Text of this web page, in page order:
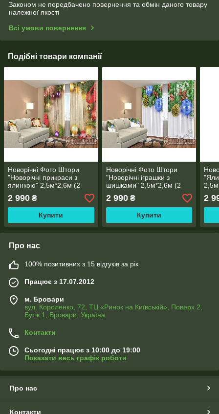
Законом не передбачено повернення та обмін даного товару
належної якості
Всі умови повернення
Подібні товари компанії
Новорічні Фото Штори
"Новорічні прикраси з
ялинкою" 2,5м*2,6м (2
полотна по 1,30м), тасьма
2 990 ₴
Купити
Новорічні Фото Штори
"Новорічні іграшки з
шишками" 2,5м*2,6м (2
полотна по 1,30м), тасьма
2 990₴
Купити
2
Про нас
100% позитивних з 15 відгуків за рік
Працює з 17.07.2012
м. Бровари
вул. Короленко, 72, ТЦ «Ринок на Київській», Поверх 2,
Бутік 1, Бровари, Україна
Контакти
Сьогодні працює з 10:00 до 19:00
Показати весь графік роботи
Про нас
Контакти